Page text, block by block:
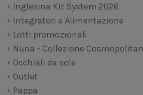
Inglesina Kit System 2026
Integratori e Alimentazione
Lotti promozionali
Nuna - Collezione Cosmopolitan
Occhiali da sole
Outlet
Pappa